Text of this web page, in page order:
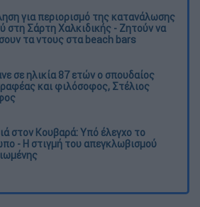
για περιορισμό της κατανάλωσης
στη Σάρτη Χαλκιδικής - Ζητούν να
τα ντους στα beach bars
σε ηλικία 87 ετών ο σπουδαίος
και φιλόσοφος, Στέλιος
στον Κουβαρά: Υπό έλεγχο το
- Η στιγμή του απεγκλωβισμού